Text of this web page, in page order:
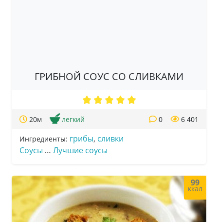
ГРИБНОЙ СОУС СО СЛИВКАМИ
20м легкий 6 401
0
Ингредиенты: грибы, сливки
Соусы … Лучшие соусы
99
ккал